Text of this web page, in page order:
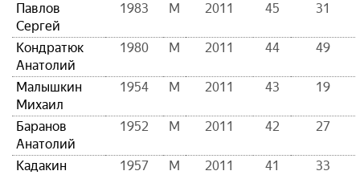
Павлов
Сергей
1983 М 2011 45 31
Кондратюк
Анатолий
1980 М 2011 44 49
Малышкин
Михаил
1954 М 2011 43 19
Баранов
Анатолий
1952 М 2011 42 27
Кадакин
1957 М 2011 41 33